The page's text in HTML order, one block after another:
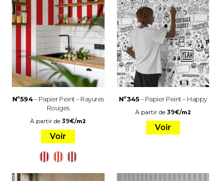
Nº594– Papier Peint – Rayures
Rouges
À partir de39€/m2
Voir
Nº345– Papier Peint – Happy
À partir de 39€/m2
Voir